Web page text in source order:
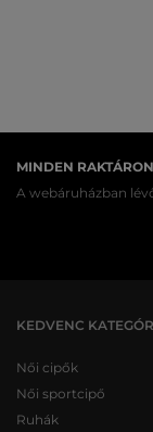
MINDEN RAKTÁRON
A webáruházban
KEDVENC
Női cipők
Női sportcipő
Ruhák